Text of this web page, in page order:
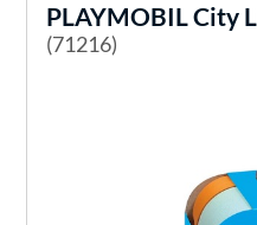
PLAYMOBILCity
(71216)